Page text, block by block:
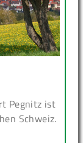
Pegnitz ist
Schweiz.